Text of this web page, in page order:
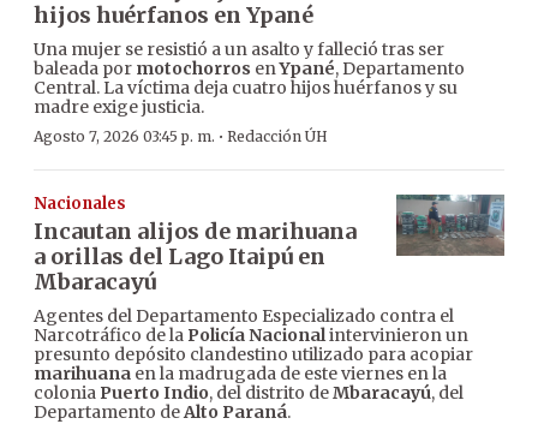
hijos huérfanos en Ypané
Una mujer se resistió a un asalto y falleció tras ser
baleada por motochorros enYpané, Departamento
Central. La víctima deja cuatro hijos huérfanos y su
madre exige justicia.
Agosto 7, 2026 03:45 p. m. · Redacción ÚH
Nacionales
Incautan alijos de marihuana
a orillas del Lago Itaipú en
Mbaracayú
Agentes del Departamento Especializado contra el
Narcotráfico de la Policía Nacionalintervinieron un
presunto depósito clandestino utilizado para acopiar
marihuana en la madrugada de este viernes en la
colonia Puerto Indio, del distrito deMbaracayú, del
Departamento deAlto Paraná.